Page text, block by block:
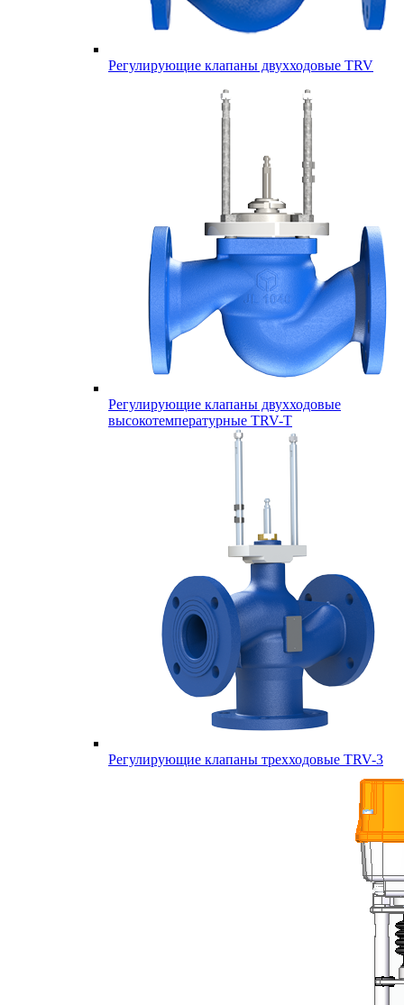
Регулирующие клапаны двухходовые TRV
Регулирующие клапаны двухходовые
высокотемпературные TRV-T
Регулирующие клапаны трехходовые TRV-3